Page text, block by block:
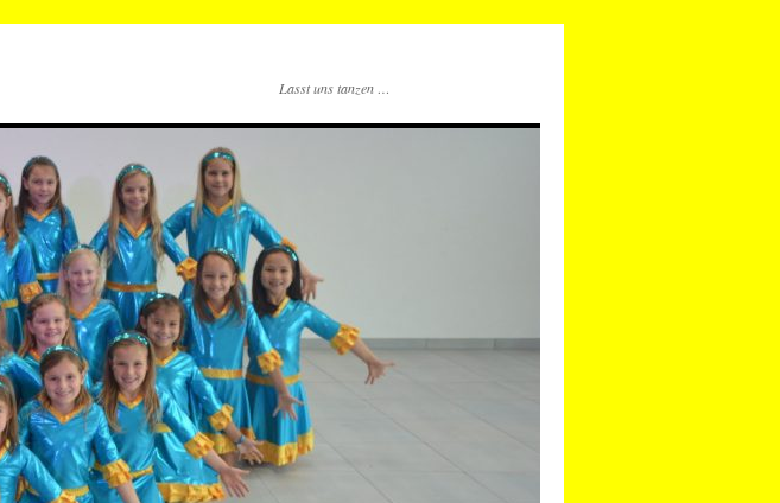
Lasst uns tanzen …